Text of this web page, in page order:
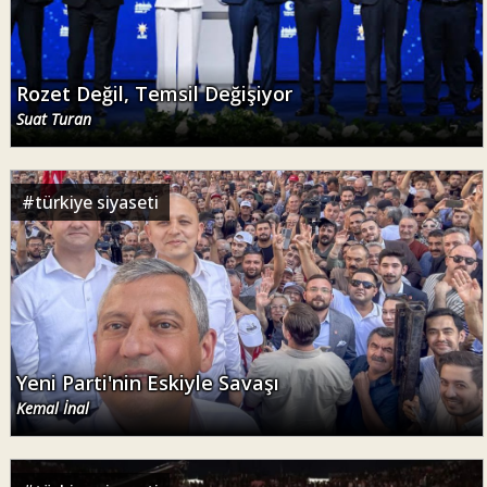
Rozet Değil, Temsil Değişiyor
Suat Turan
#türkiye siyaseti
Yeni Parti'nin Eskiyle Savaşı
Kemal İnal